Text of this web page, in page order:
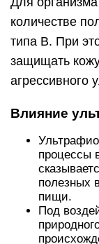
количестве
типа В. При
защищать
агрессивного
Влияние
процессы
полезных
пищи.
Под